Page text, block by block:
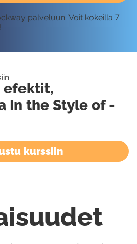
palveluun. Voit kokeilla 7
efektit,
In the Style of -
kurssiin